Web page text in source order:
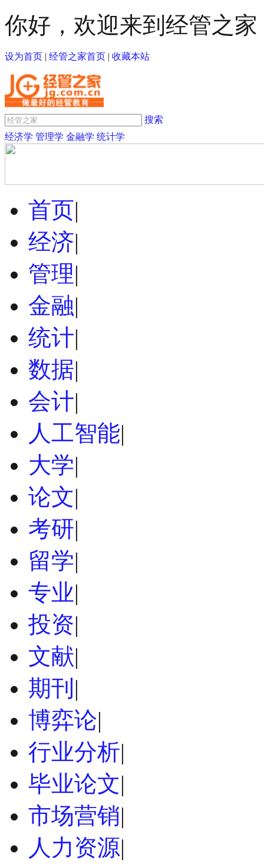
你好，欢迎来到经管之家
设为首页 | 经管之家首页 | 收藏本站
搜索
经济学 管理学 金融学 统计学
首页|
经济|
管理|
金融|
统计|
数据|
会计|
人工智能|
大学|
论文|
考研|
留学|
专业|
投资|
文献|
期刊 |
博弈论|
行业分析|
毕业论文|
市场营销|
人力资源|